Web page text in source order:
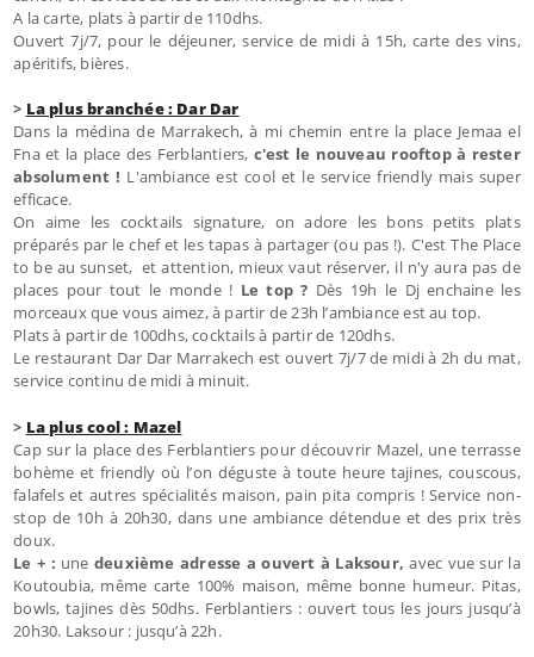
A la carte, plats à partir de 110dhs.
Ouvert 7j/7, pour le déjeuner, service de midi à 15h, carte des vins,
apéritifs, bières.
> La plus branchée : Dar Dar
Dans la médina de Marrakech, à mi chemin entre la place Jemaa el
Fna et la place des Ferblantiers, c'est le nouveau rooftop à rester
absolument ! L'ambiance est cool et le service friendly mais super
efficace.
On aime les cocktails signature, on adore les bons petits plats
préparés par le chef et les tapas à partager (ou pas !). C'est The Place
to be au sunset, et attention, mieux vaut réserver, il n'y aura pas de
places pour tout le monde ! Le top ? Dès 19h le Dj enchaine les
morceaux que vous aimez, à partir de 23h l’ambiance est au top.
Plats à partir de 100dhs, cocktails à partir de 120dhs.
Le restaurant Dar Dar Marrakech est ouvert 7j/7 de midi à 2h du mat,
service continu de midi à minuit.
> La plus cool : Mazel
Cap sur la place des Ferblantiers pour découvrir Mazel, une terrasse
bohème et friendly où l’on déguste à toute heure tajines, couscous,
falafels et autres spécialités maison, pain pita compris ! Service non-
stop de 10h à 20h30, dans une ambiance détendue et des prix très
doux.
Le + : unedeuxième adresse a ouvert à Laksour, avec vue sur la
Koutoubia, même carte 100% maison, même bonne humeur. Pitas,
bowls, tajines dès 50dhs. Ferblantiers : ouvert tous les jours jusqu’à
20h30. Laksour : jusqu’à 22h.